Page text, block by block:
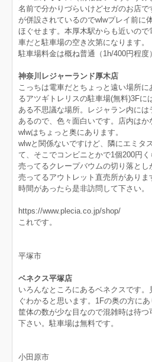
名前で分かりづらいけどセガのお店
が併設されているのでwlwプレイ前に
ほぐせます。本厚木駅からも近いの
車だと駐車場の空き次第になります。
駐車場料金は概ね普通（1h/400円程度
神奈川レジャーランド厚木店
こっちは電車だとちょっと遠い場所
るアツギトレリスの駐車場(無料)3Fに
ある不思議な場所。レジャラン内には
あるので、色々面白いです。店内はか
wlwはちょっと奥にあります。
wlwと関係ないですけど、隣にエミタ
て、そこでコンビニとかで1個200円
売ってるクレープバウムの切り落と
売ってるアウトレット直売所がありま
時間があったら是非訪問して下さい。
https://www.plecia.co.jp/shop/
これです。
平塚市
ベネクス平塚店
いろんなところにあるベネクスです
ぐわかると思います。1Fの奥の方に
筐体の数が少な目なので混雑時は待
下さい。駐車場は無料です。
小田原市